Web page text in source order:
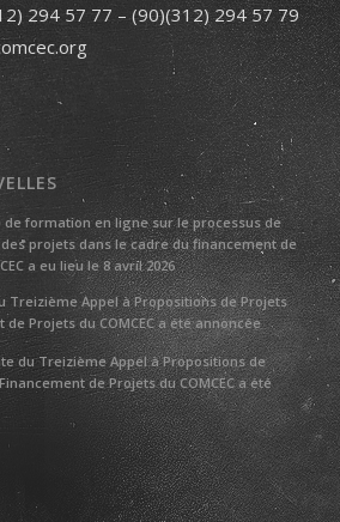
294 57 77 – (90)(312) 294 57 79
formation en ligne sur le processus de
projets dans le cadre du financement de
a eu lieu le 8 avril 2026
Treizième Appel à Propositions de Projets
de Projets du COMCEC a été annoncée
du Treizième Appel à Propositions de
de Projets du COMCEC a été